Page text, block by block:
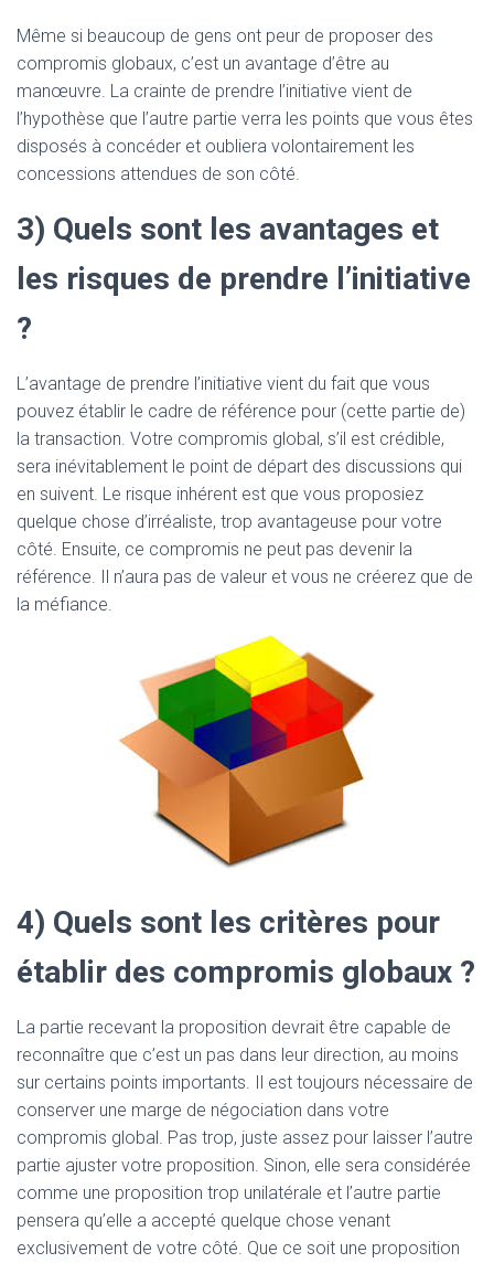
Même si beaucoup de gens ont peur de proposer des
compromis globaux, c’est un avantage d’être au
manœuvre. La crainte de prendre l’initiative vient de
l’hypothèse que l’autre partie verra les points que vous êtes
disposés à concéder et oubliera volontairement les
concessions attendues de son côté.
3) Quels sont les avantages et
les risques de prendre l’initiative
?
L’avantage de prendre l’initiative vient du fait que vous
pouvez établir le cadre de référence pour (cette partie de)
la transaction. Votre compromis global, s’il est crédible,
sera inévitablement le point de départ des discussions qui
en suivent. Le risque inhérent est que vous proposiez
quelque chose d’irréaliste, trop avantageuse pour votre
côté. Ensuite, ce compromis ne peut pas devenir la
référence. Il n’aura pas de valeur et vous ne créerez que de
la méfiance.
4) Quels sont les critères pour
établir des compromis globaux ?
La partie recevant la proposition devrait être capable de
reconnaître que c’est un pas dans leur direction, au moins
sur certains points importants. Il est toujours nécessaire de
conserver une marge de négociation dans votre
compromis global. Pas trop, juste assez pour laisser l’autre
partie ajuster votre proposition. Sinon, elle sera considérée
comme une proposition trop unilatérale et l’autre partie
pensera qu’elle a accepté quelque chose venant
exclusivement de votre côté. Que ce soit une proposition